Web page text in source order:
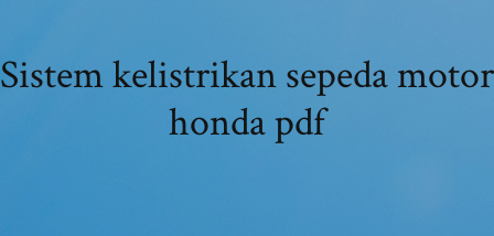
Sistem kelistrikan sepeda motor
honda pdf